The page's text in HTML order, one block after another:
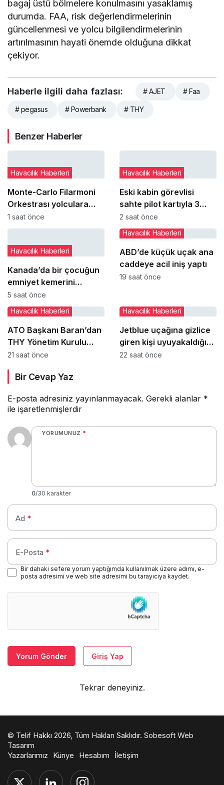
bagaj üstü bölmelere konulmasını yasaklamış
durumda. FAA, risk değerlendirmelerinin
güncellenmesi ve yolcu bilgilendirmelerinin
artırılmasının hayati önemde olduğuna dikkat
çekiyor.
Haberle ilgili daha fazlası: # AJET # Faa
# pegasus # Powerbank # THY
Benzer Haberler
Monte-Carlo Filarmoni
Orkestrası yolculara
uçakta sürpriz konser
verdi
Havacılık Haberleri
1 saat önce
Eski kabin görevlisi
sahte pilot kartıyla 3
ABD hava yolu
şirketinden yüzlerce
ücretsiz uçuş aldı
Havacılık Haberleri
2 saat önce
Kanada’da bir çocuğun
emniyet kemerini
takmaması uçuşu iptal
ettirdi
Havacılık Haberleri
5 saat önce
ABD’de küçük uçak ana
caddeye acil iniş yaptı
Havacılık Haberleri
19 saat önce
ATO Başkanı Baran’dan
THY Yönetim Kurulu
Başkanı Şeker’e ziyaret
Havacılık Haberleri
21 saat önce
Jetblue uçağına gizlice
giren kişi uyuyakaldığı
tuvalette yakalandı
Havacılık Haberleri
22 saat önce
Bir Cevap Yaz
E-posta adresiniz yayınlanmayacak. Gerekli alanlar *
ile işaretlenmişlerdir
YORUMUNUZ *
0/30 karakter
Ad *
E-Posta *
Bir dahaki sefere yorum yaptığımda kullanılmak üzere adımı, e-
posta adresimi ve web site adresimi bu tarayıcıya kaydet.
Yorum Gönder Giriş Yap
Tekrar deneyiniz.
© Telif Hakkı 2026, Tüm Hakları Saklıdır. Sobesoft Web
Tasarım
Yazarlarımız
Künye Hesabım İletişim